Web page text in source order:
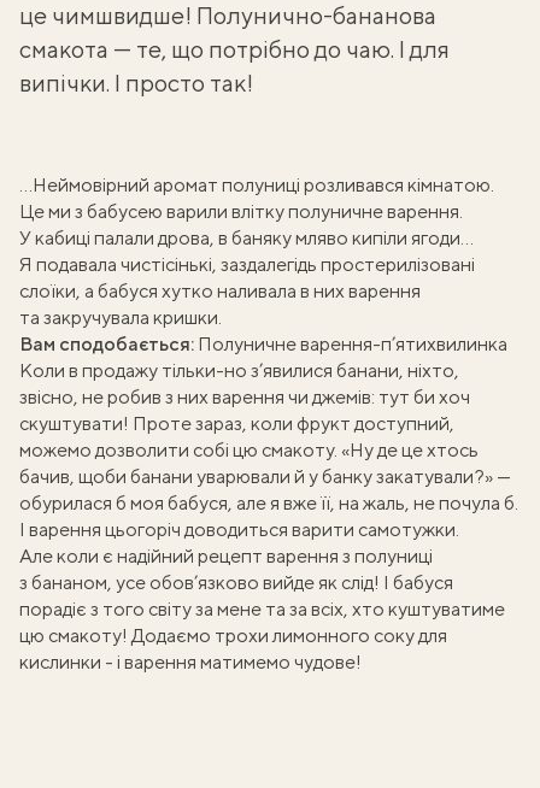
це чимшвидше! Полунично-бананова
смакота — те, що потрібно до чаю. І для
випічки. І просто так!
…Неймовірний аромат полуниці розливався кімнатою.
Це ми з бабусею варили вліткуполуничне варення.
У кабиці палали дрова, в баняку мляво кипіли ягоди…
Я подавала чистісінькі, заздалегідь простерилізовані
слоїки, а бабуся хутко наливала в них варення
та закручувала кришки.
Вам сподобається: Полуничне варення-п’ятихвилинка
Коли в продажу тільки-но з’явилися банани, ніхто,
звісно, не робив з них варення чи джемів: тут би хоч
скуштувати! Проте зараз, коли фрукт доступний,
можемо дозволити собі цю смакоту. «Ну де це хтось
бачив, щоби банани уварювали й у банку закатували?» —
обурилася б моя бабуся, але я вже її, на жаль, не почула б.
І варення цьогоріч доводиться варити самотужки.
Але коли є надійний рецепт варення з полуниці
з бананом, усе обов’язково вийде як слід! І бабуся
порадіє з того світу за мене та за всіх, хто куштуватиме
цю смакоту! Додаємо трохи лимонного соку для
кислинки - і варення матимемо чудове!